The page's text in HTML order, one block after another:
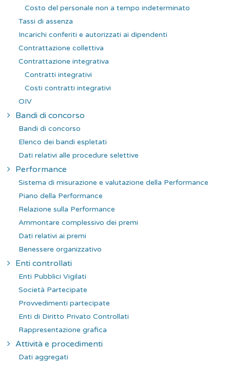
Costo del personale non a tempo indeterminato
Tassi di assenza
Incarichi conferiti e autorizzati ai dipendenti
Contrattazione collettiva
Contrattazione integrativa
Contratti integrativi
Costi contratti integrativi
OIV
Bandi di concorso
Bandi di concorso
Elenco dei bandi espletati
Dati relativi alle procedure selettive
Performance
Sistema di misurazione e valutazione della Performance
Piano della Performance
Relazione sulla Performance
Ammontare complessivo dei premi
Dati relativi ai premi
Benessere organizzativo
Enti controllati
Enti Pubblici Vigilati
Società Partecipate
Provvedimenti partecipate
Enti di Diritto Privato Controllati
Rappresentazione grafica
Attività e procedimenti
Dati aggregati